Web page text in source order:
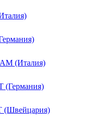
(Италия)
(Германия)
(Швейцария)